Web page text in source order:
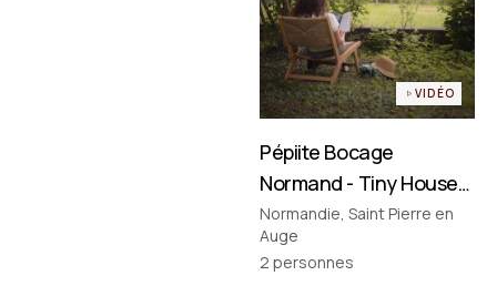
VIDÉO
Pépiite Bocage
Normand - Tiny House
avec Spa & Baignoire
Vintage en Normandie
Normandie, Saint Pierre en
Auge
2 personnes